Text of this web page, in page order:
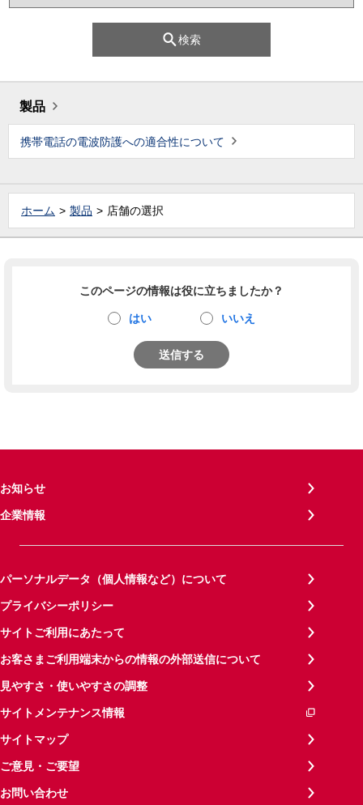
検索
製品
携帯電話の電波防護への適合性について
ホーム 製品 店舗の選択
このページの情報は役に立ちましたか？
はい いいえ
送信する
お知らせ
企業情報
パーソナルデータ（個人情報など）について
プライバシーポリシー
サイトご利用にあたって
お客さまご利用端末からの情報の外部送信について
見やすさ・使いやすさの調整
サイトメンテナンス情報
サイトマップ
ご意見・ご要望
お問い合わせ